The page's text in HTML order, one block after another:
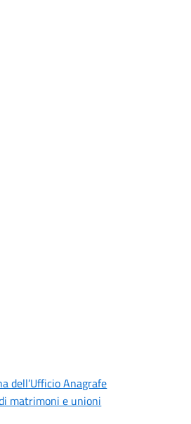
dell’Ufficio Anagrafe
matrimoni e unioni